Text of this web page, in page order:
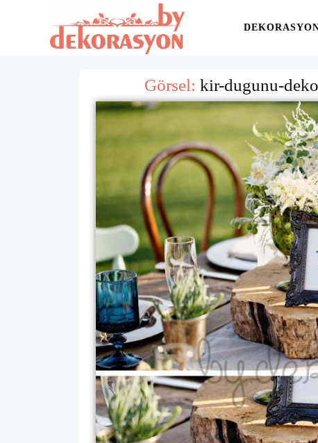
Alanınıza
İlham
Görsel: kir-dugunu-